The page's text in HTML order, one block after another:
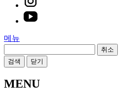
메뉴
취소
검색
닫기
MENU